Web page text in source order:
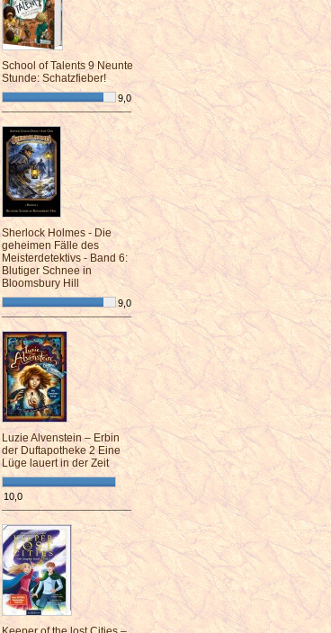
School of Talents 9 Neunte
Stunde: Schatzfieber!
9,0
¯¯¯¯¯¯¯¯¯¯¯¯¯¯¯¯¯¯¯¯¯¯¯¯
Sherlock Holmes - Die
geheimen Fälle des
Meisterdetektivs - Band 6:
Blutiger Schnee in
Bloomsbury Hill
9,0
¯¯¯¯¯¯¯¯¯¯¯¯¯¯¯¯¯¯¯¯¯¯¯¯
Luzie Alvenstein – Erbin
der Duftapotheke 2 Eine
Lüge lauert in der Zeit
10,0
¯¯¯¯¯¯¯¯¯¯¯¯¯¯¯¯¯¯¯¯¯¯¯¯